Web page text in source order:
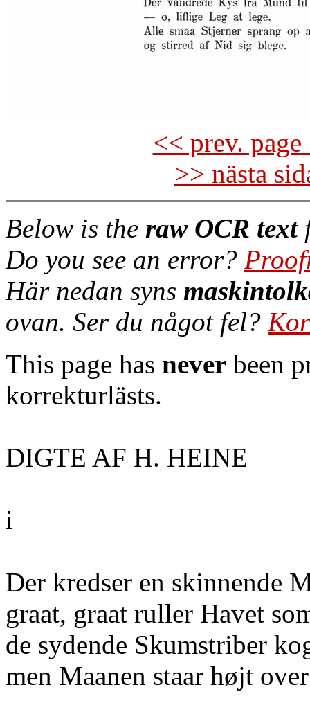
<< prev.
>> nästa
Below is the raw OCR text
Do you see an error?
Här nedan syns
ovan. Ser du något fel?
This page has never been
korrekturlästs.
DIGTE AF H. HEINE
i
Der kredser en skinnende
graat, graat ruller Havet
de sydende Skumstriber
men Maanen staar højt